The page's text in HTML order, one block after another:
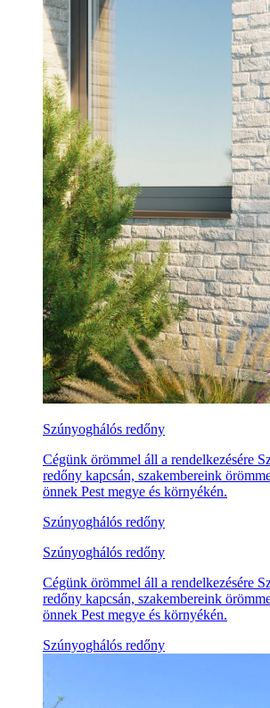
Szúnyoghálós redőny
Cégünk örömmel áll a rendelkezésére
redőny kapcsán, szakembereink
önnek Pest megye és környékén.
Szúnyoghálós redőny
Szúnyoghálós redőny
Cégünk örömmel áll a rendelkezésére
redőny kapcsán, szakembereink
önnek Pest megye és környékén.
Szúnyoghálós redőny